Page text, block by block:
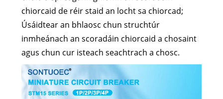
chiorcaid de réir staid an locht sa chiorcad;
Úsáidtear an bhlaosc chun struchtúr
inmheánach an scoradáin chiorcaid a chosaint
agus chun cur isteach seachtrach a chosc.